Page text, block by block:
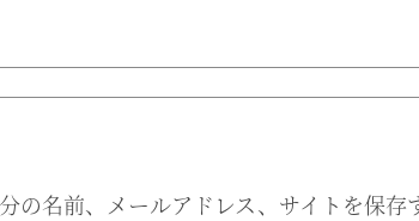
の名前、メールアドレス、サイトを保存